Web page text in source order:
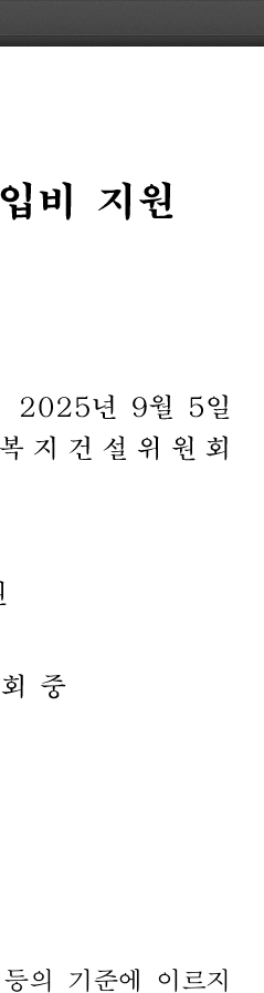
비
지원
2025년 9월 5 일
복 지 건 설 위 원 회
중
등의 기준에 이르지